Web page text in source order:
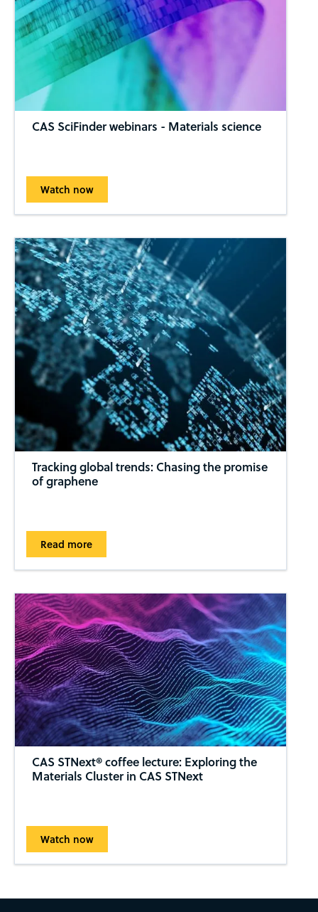
CAS SciFinder webinars - Materials science
Watch now
Tracking global trends: Chasing the promise
of graphene
Read more
CAS STNext® coffee lecture: Exploring the
Materials Cluster in CAS STNext
Watch now